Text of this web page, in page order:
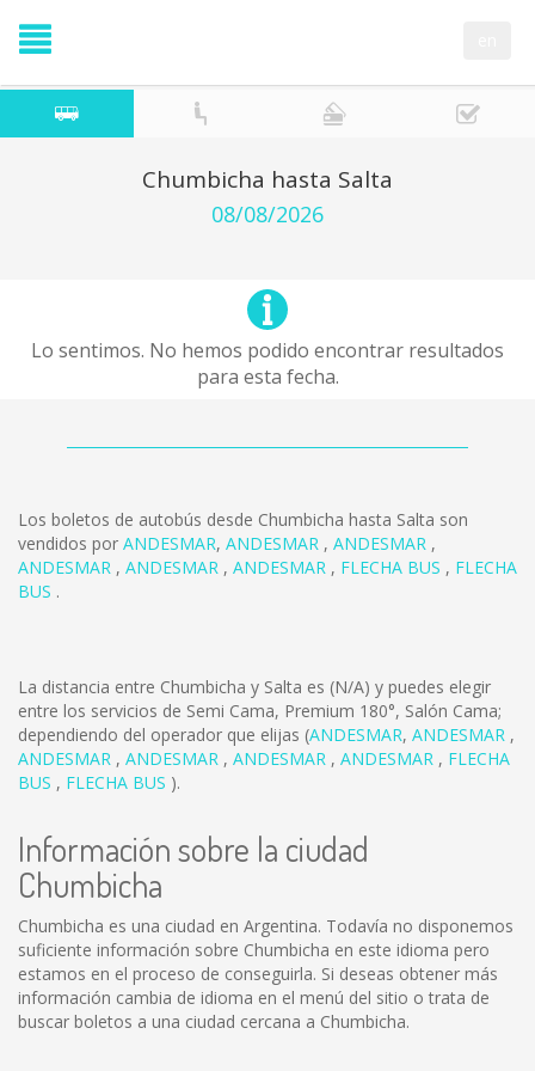
Chumbicha hasta Salta
08/08/2026
Lo sentimos. No hemos podido encontrar resultados
para esta fecha.
Los boletos de autobús desde Chumbicha hasta Salta son
vendidos por ANDESMAR, ANDESMAR , ANDESMAR ,
ANDESMAR , ANDESMAR , ANDESMAR , FLECHA BUS , FLECHA
BUS .
La distancia entre Chumbicha y Salta es (N/A) y puedes elegir
entre los servicios de Semi Cama, Premium 180°, Salón Cama;
dependiendo del operador que elijas (ANDESMAR, ANDESMAR ,
ANDESMAR , ANDESMAR , ANDESMAR , ANDESMAR , FLECHA
BUS , FLECHA BUS ).
Información sobre la ciudad
Chumbicha
Chumbicha es una ciudad en Argentina. Todavía no disponemos
suficiente información sobre Chumbicha en este idioma pero
estamos en el proceso de conseguirla. Si deseas obtener más
información cambia de idioma en el menú del sitio o trata de
buscar boletos a una ciudad cercana a Chumbicha.